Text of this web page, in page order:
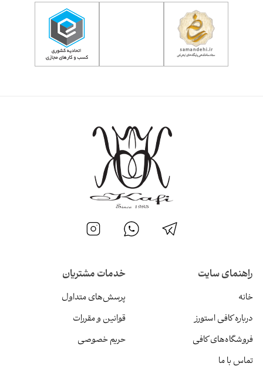
راهنمای سایت
خانه
درباره کافی استورز
فروشگاه‌های کافی
تماس با ما
خدمات مشتریان
پرسش‌های متداول
قوانین و مقررات
حریم خصوصی